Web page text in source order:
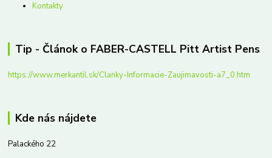
Kontakty
Tip - Článok o FABER-CASTELL Pitt Artist Pens
https://www.merkantil.sk/Clanky-Informacie-Zaujimavosti-a7_0.htm
Kde nás nájdete
Palackého 22